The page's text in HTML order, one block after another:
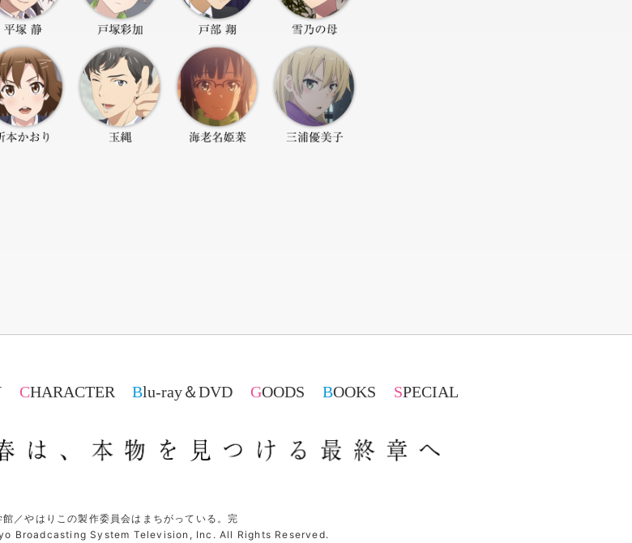
CHARACTER Blu-ray＆DVD GOODS BOOKS SPECIAL
／やはりこの製作委員会はまちがっている。完
Broadcasting System Television, Inc. All Rights Reserved.